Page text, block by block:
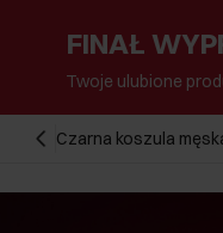
FINAŁ
Twoje ulubione
Czarna koszula